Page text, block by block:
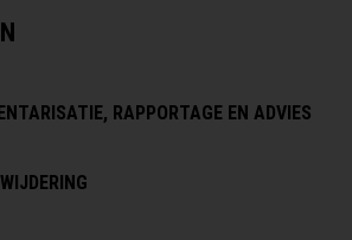
RAPPORTAGE EN ADVIES